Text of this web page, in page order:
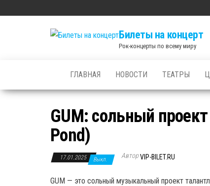
Билеты на концерт
Рок-концерты по всему миру
ГЛАВНАЯ НОВОСТИ ТЕАТРЫ
GUM: сольный
Pond)
17.01.2025 Выкл. АвторVIP-BILET.RU
GUM — это сольный музыкальный проект